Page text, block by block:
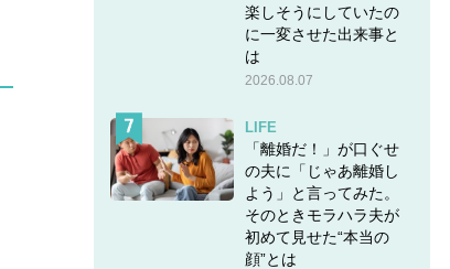
楽しそうにしていたの
に一変させた出来事と
は
2026.08.07
LIFE
「離婚だ！」が口ぐせ
の夫に「じゃあ離婚し
よう」と言ってみた。
そのときモラハラ夫が
初めて見せた“本当の
顔”とは